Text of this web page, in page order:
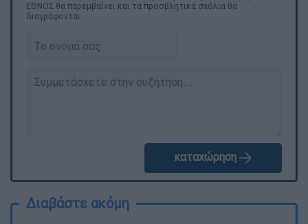
ΕΘΝΟΣ θα παρεμβαίνει και τα προσβλητικά σχόλια θα
διαγράφονται
καταχώρηση
Διαβάστε ακόμη